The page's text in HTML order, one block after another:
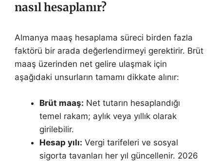
nasıl hesaplanır?
Almanya maaş hesaplama süreci birden fazla
faktörü bir arada değerlendirmeyi gerektirir. Brüt
maaş üzerinden net gelire ulaşmak için
aşağıdaki unsurların tamamı dikkate alınır:
Brüt maaş: Net tutarın hesaplandığı
temel rakam; aylık veya yıllık olarak
girilebilir.
Hesap yılı: Vergi tarifeleri ve sosyal
sigorta tavanları her yıl güncellenir. 2026